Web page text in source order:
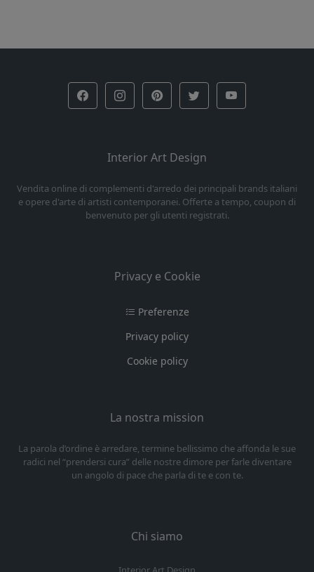
Interior Art Design
Vendita online di complementi d'arredo dei principali brands italiani
e opere d'arte di artisti contemporanei. Offerte a tempo, coupon di
benvenuto per gli utenti registrati.
Privacy e Cookie
Preferenze
Privacy policy
Cookie policy
La nostra mission
La parola d’ordine è arredare, termine bellissimo che affonda le sue
radici nel “prendersi cura” delle nostre dimore per farle diventare
un angolo di pace che parla di te e con te.
Chi siamo